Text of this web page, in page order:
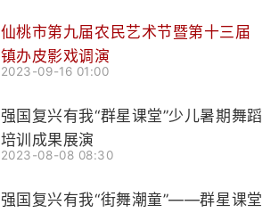
仙桃市第九届农民艺术节暨第十三届
镇办皮影戏调演
2023-09-16 01:00
强国复兴有我“群星课堂”少儿暑期舞蹈
培训成果展演
2023-08-08 08:30
强国复兴有我“街舞潮童”——群星课堂